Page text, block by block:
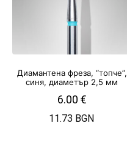
Диамантена фреза, “топче”,
синя, диаметър 2,5 мм
6.00 €
11.73 BGN